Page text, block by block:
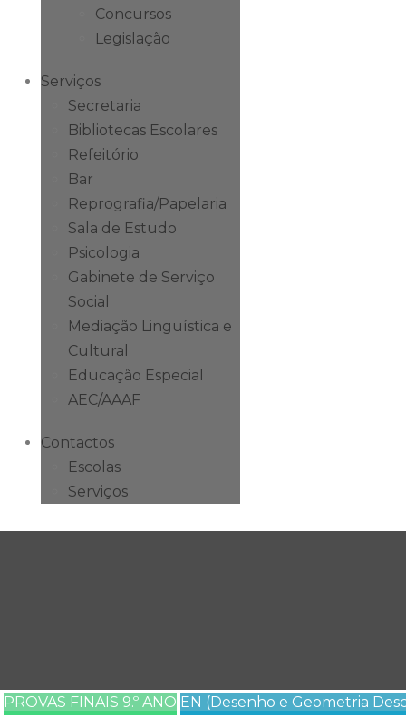
Concursos
Legislação
Serviços
Secretaria
Bibliotecas Escolares
Refeitório
Bar
Reprografia/Papelaria
Sala de Estudo
Psicologia
Gabinete de Serviço
Social
Mediação Linguística e
Cultural
Educação Especial
AEC/AAAF
Contactos
Escolas
Serviços
PROVAS FINAIS 9.º ANO EN (Desenho e Geometria